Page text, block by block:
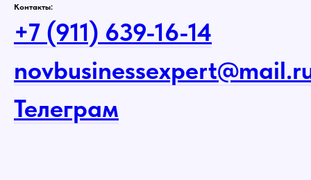
Контакты:
+7 (911) 639-16-14
Телеграм